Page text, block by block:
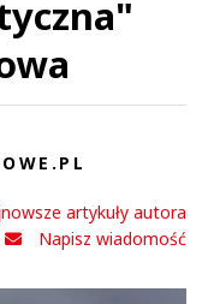
artykuły autora
Napisz wiadomość